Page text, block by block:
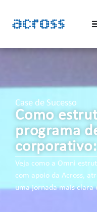
Case de Sucesso
Como
programa
Veja como a Omni
com apoio da Across,
uma jornada mais clara